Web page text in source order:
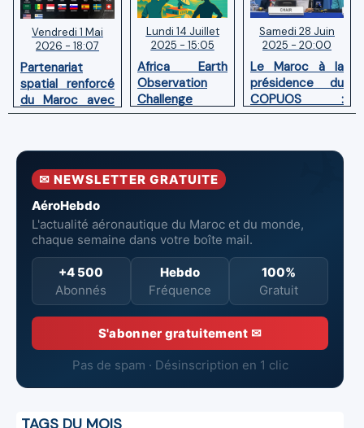
Vendredi 1 Mai
2026 - 18:07
Partenariat
spatial renforcé
du Maroc avec
l'adhésion aux
Artemis
Lundi 14 Juillet
2025 - 15:05
Africa Earth
Observation
Challenge
(AEOC) 2025:
spatiaux
entrent dans
Samedi 28 Juin
2025 - 20:00
Le Maroc à la
présidence du
COPUOS :
Impulser le
spatial en
✉ NEWSLETTER GRATUITE
AéroHebdo
L'actualité aéronautique du Maroc et du monde,
chaque semaine dans votre boîte mail.
+4 500
Abonnés
Hebdo
Fréquence
100%
Gratuit
S'abonner gratuitement ✉
Pas de spam · Désinscription en 1 clic
TAGS DU MOIS